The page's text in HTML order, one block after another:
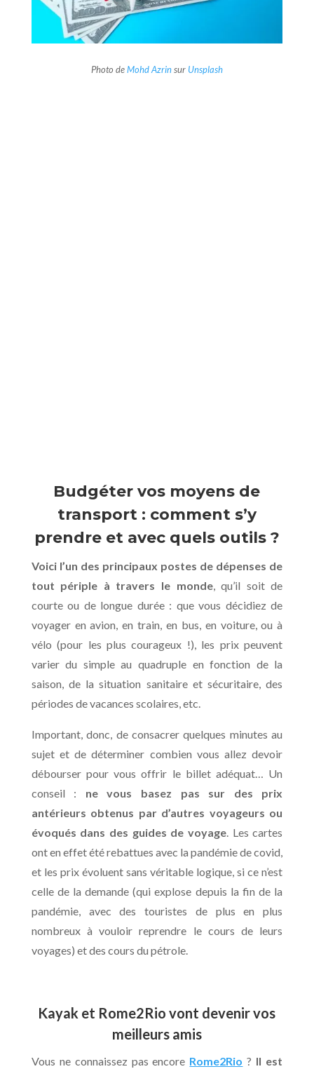
Photo deMohd Azrinsur Unsplash
Budgéter vos moyens de
transport : comment s’y
prendre et avec quels outils ?
Voici l’un des principaux postes de dépenses de
tout périple à travers le monde, qu’il soit de
courte ou de longue durée : que vous décidiez de
voyager en avion, en train, en bus, en voiture, ou à
vélo (pour les plus courageux !), les prix peuvent
varier du simple au quadruple en fonction de la
saison, de la situation sanitaire et sécuritaire, des
périodes de vacances scolaires, etc.
Important, donc, de consacrer quelques minutes au
sujet et de déterminer combien vous allez devoir
débourser pour vous offrir le billet adéquat… Un
conseil : ne vous basez pas sur des prix
antérieurs obtenus par d’autres voyageurs ou
évoqués dans des guides de voyage. Les cartes
ont en effet été rebattues avec la pandémie de covid,
et les prix évoluent sans véritable logique, si ce n’est
celle de la demande (qui explose depuis la fin de la
pandémie, avec des touristes de plus en plus
nombreux à vouloir reprendre le cours de leurs
voyages) et des cours du pétrole.
Kayak et Rome2Rio vont devenir vos
meilleurs amis
Vous ne connaissez pas encore Rome2Rio ? Il est